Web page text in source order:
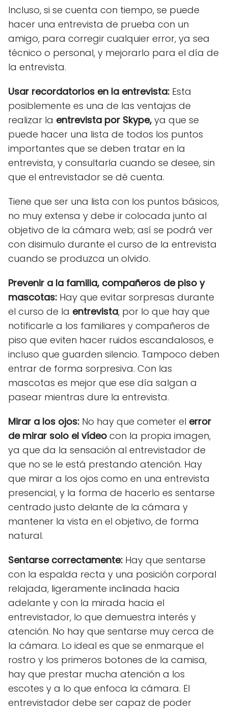
Incluso, si se cuenta con tiempo, se puede
hacer una entrevista de prueba con un
amigo, para corregir cualquier error, ya sea
técnico o personal, y mejorarlo para el día de
la entrevista.
Usar recordatorios en la entrevista: Esta
posiblemente es una de las ventajas de
realizar la entrevista por Skype, ya que se
puede hacer una lista de todos los puntos
importantes que se deben tratar en la
entrevista, y consultarla cuando se desee, sin
que el entrevistador se dé cuenta.
Tiene que ser una lista con los puntos básicos,
no muy extensa y debe ir colocada junto al
objetivo de la cámara web; así se podrá ver
con disimulo durante el curso de la entrevista
cuando se produzca un olvido.
Prevenir a la familia, compañeros de piso y
mascotas: Hay que evitar sorpresas durante
el curso de la entrevista, por lo que hay que
notificarle a los familiares y compañeros de
piso que eviten hacer ruidos escandalosos, e
incluso que guarden silencio. Tampoco deben
entrar de forma sorpresiva. Con las
mascotas es mejor que ese día salgan a
pasear mientras dure la entrevista.
Mirar a los ojos: No hay que cometer el error
de mirar solo el vídeo con la propia imagen,
ya que da la sensación al entrevistador de
que no se le está prestando atención. Hay
que mirar a los ojos como en una entrevista
presencial, y la forma de hacerlo es sentarse
centrado justo delante de la cámara y
mantener la vista en el objetivo, de forma
natural.
Sentarse correctamente: Hay que sentarse
con la espalda recta y una posición corporal
relajada, ligeramente inclinada hacia
adelante y con la mirada hacia el
entrevistador, lo que demuestra interés y
atención. No hay que sentarse muy cerca de
la cámara. Lo ideal es que se enmarque el
rostro y los primeros botones de la camisa,
hay que prestar mucha atención a los
escotes y a lo que enfoca la cámara. El
entrevistador debe ser capaz de poder